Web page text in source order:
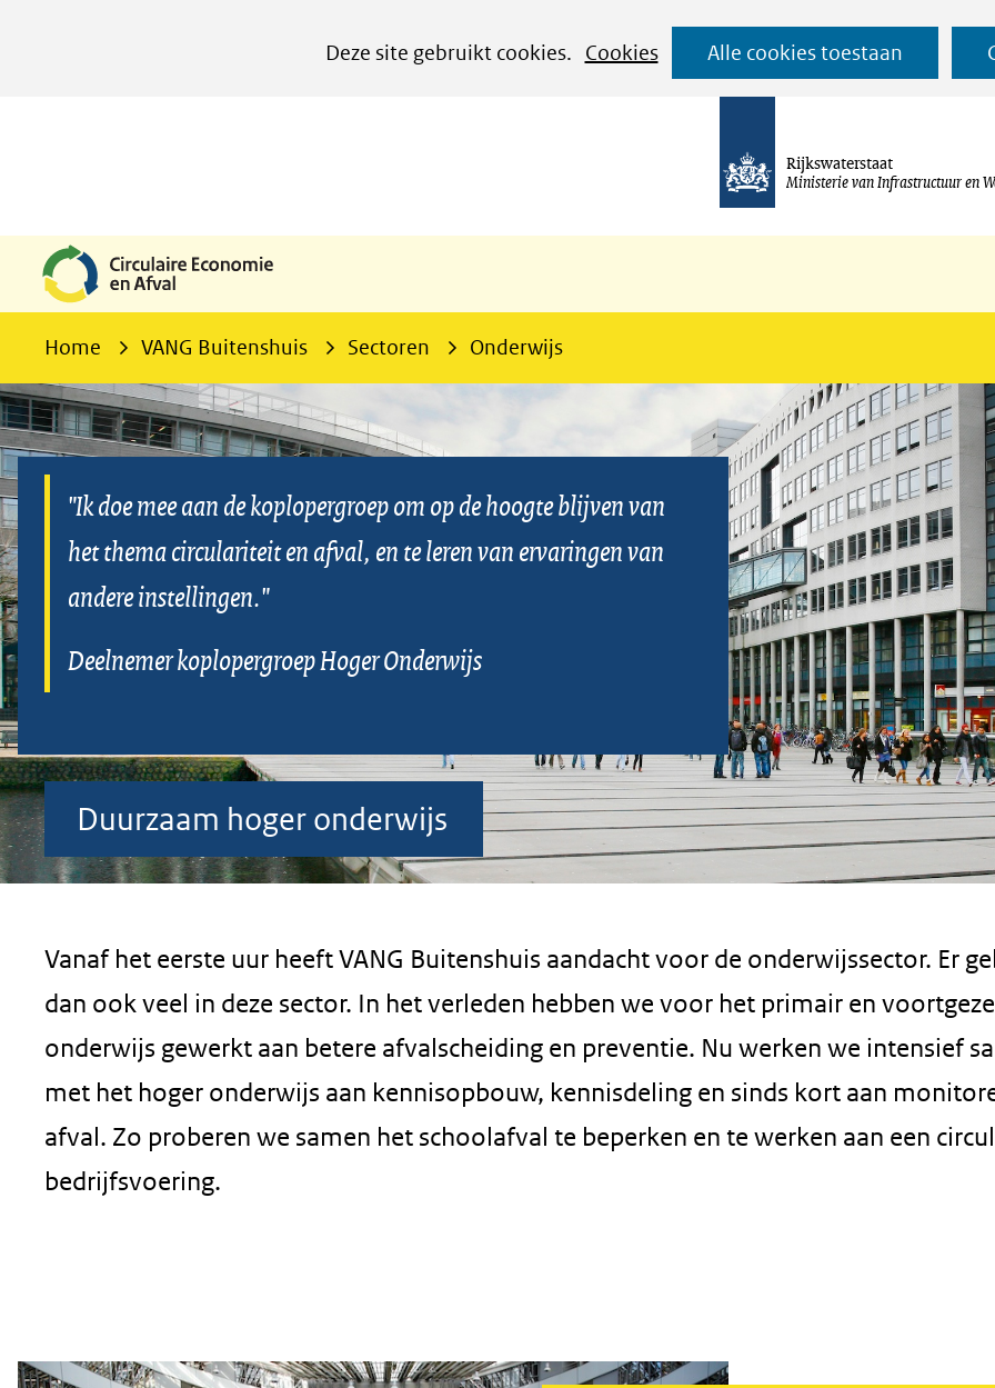
Deze site gebruikt cookies.
Cookies
van
cookies
op
deze
website
worden
toegestaan
of
geweigerd.
Alle cookies toestaan
Ga
naar
de
Rijkswaterstaat
Ministerie van Infrastructuur en
Home VANG Buitenshuis Sectoren Onderwijs
hoger
onderwijs
Duurzaam hoger onderwijs
"Ik doe mee aan de koplopergroep om op de hoogte blijven van
het thema circulariteit en afval, en te leren van ervaringen van
andere instellingen."
Deelnemer koplopergroep Hoger Onderwijs
Vanaf het eerste uur heeft VANG Buitenshuis aandacht voor de onderwijssector. Er
dan ook veel in deze sector. In het verleden hebben we voor het primair en
onderwijs gewerkt aan betere afvalscheiding en preventie. Nu werken we intensief
met het hoger onderwijs aan kennisopbouw, kennisdeling en sinds kort aan
afval. Zo proberen we samen het schoolafval te beperken en te werken aan een
bedrijfsvoering.